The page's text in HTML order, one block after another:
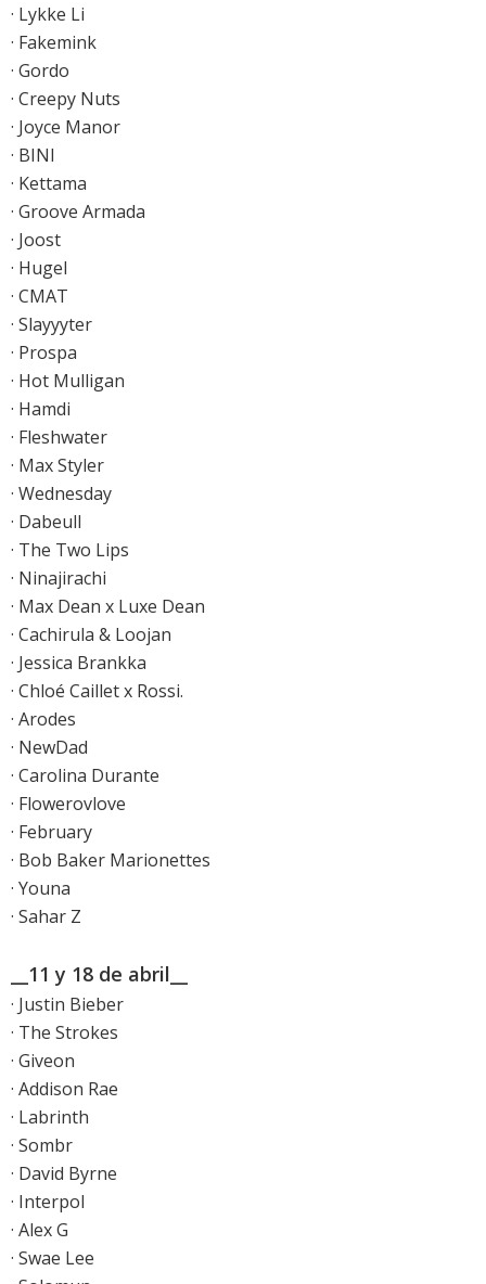
· Lykke Li
· Fakemink
· Gordo
· Creepy Nuts
· Joyce Manor
· BINI
· Kettama
· Groove Armada
· Joost
· Hugel
· CMAT
· Slayyyter
· Prospa
· Hot Mulligan
· Hamdi
· Fleshwater
· Max Styler
· Wednesday
· Dabeull
· The Two Lips
· Ninajirachi
· Max Dean x Luxe Dean
· Cachirula & Loojan
· Jessica Brankka
· Chloé Caillet x Rossi.
· Arodes
· NewDad
· Carolina Durante
· Flowerovlove
· February
· Bob Baker Marionettes
· Youna
· Sahar Z
__11 y 18 de abril__
· Justin Bieber
· The Strokes
· Giveon
· Addison Rae
· Labrinth
· Sombr
· David Byrne
· Interpol
· Alex G
· Swae Lee